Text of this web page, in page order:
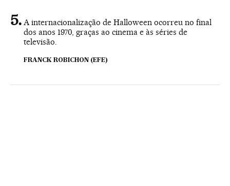
A internacionalização de Halloween ocorreu no final
dos anos 1970, graças ao cinema e às séries de
televisão.
FRANCK ROBICHON (EFE)